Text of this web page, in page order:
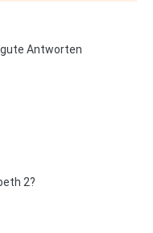
Antworten
2?